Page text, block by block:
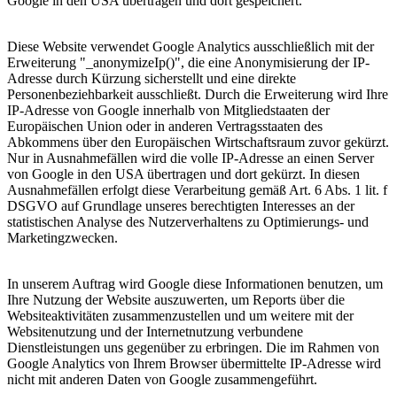
Diese Website verwendet Google Analytics ausschließlich mit der
Erweiterung "_anonymizeIp()", die eine Anonymisierung der IP-
Adresse durch Kürzung sicherstellt und eine direkte
Personenbeziehbarkeit ausschließt. Durch die Erweiterung wird Ihre
IP-Adresse von Google innerhalb von Mitgliedstaaten der
Europäischen Union oder in anderen Vertragsstaaten des
Abkommens über den Europäischen Wirtschaftsraum zuvor gekürzt.
Nur in Ausnahmefällen wird die volle IP-Adresse an einen Server
von Google in den USA übertragen und dort gekürzt. In diesen
Ausnahmefällen erfolgt diese Verarbeitung gemäß Art. 6 Abs. 1 lit. f
DSGVO auf Grundlage unseres berechtigten Interesses an der
statistischen Analyse des Nutzerverhaltens zu Optimierungs- und
Marketingzwecken.
In unserem Auftrag wird Google diese Informationen benutzen, um
Ihre Nutzung der Website auszuwerten, um Reports über die
Websiteaktivitäten zusammenzustellen und um weitere mit der
Websitenutzung und der Internetnutzung verbundene
Dienstleistungen uns gegenüber zu erbringen. Die im Rahmen von
Google Analytics von Ihrem Browser übermittelte IP-Adresse wird
nicht mit anderen Daten von Google zusammengeführt.